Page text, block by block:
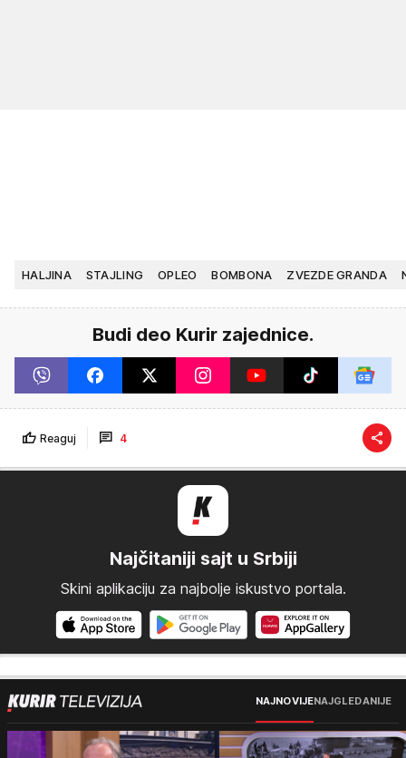
HALJINA STAJLING OPLEO BOMBONA ZVEZDE GRANDA
Budi deo Kurir zajednice.
Reaguj 4
Najčitaniji sajt u Srbiji
Skini aplikaciju za najbolje iskustvo portala.
NAJNOVIJENAJGLEDANIJE